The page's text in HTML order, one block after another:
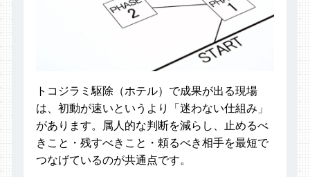
トコジラミ駆除（ホテル）で成果が出る現場
は、初動が速いというより「迷わない仕組み」
があります。属人的な判断を減らし、止めるべ
きこと・残すべきこと・頼るべき相手を最短で
つなげているのが共通点です。